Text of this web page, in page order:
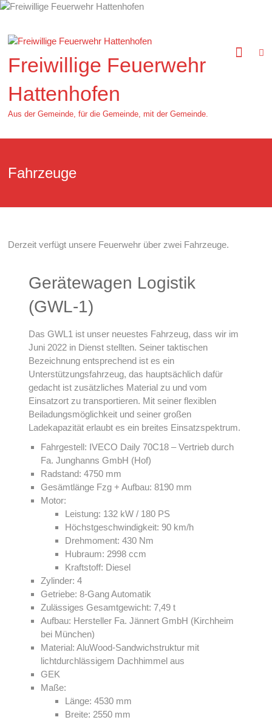
Zum
springen
Freiwillige Feuerwehr
Hattenhofen
Aus der Gemeinde, für die Gemeinde, mit der Gemeinde.
Fahrzeuge
Derzeit verfügt unsere Feuerwehr über zwei Fahrzeuge.
Gerätewagen Logistik
(GWL-1)
Das GWL1 ist unser neuestes Fahrzeug, dass wir im
Juni 2022 in Dienst stellten. Seiner taktischen
Bezeichnung entsprechend ist es ein
Unterstützungsfahrzeug, das hauptsächlich dafür
gedacht ist zusätzliches Material zu und vom
Einsatzort zu transportieren. Mit seiner flexiblen
Beiladungsmöglichkeit und seiner großen
Ladekapazität erlaubt es ein breites Einsatzspektrum.
Fahrgestell: IVECO Daily 70C18 – Vertrieb durch
Fa. Junghanns GmbH (Hof)
Radstand: 4750 mm
Gesämtlänge Fzg + Aufbau: 8190 mm
Motor:
Leistung: 132 kW / 180 PS
Höchstgeschwindigkeit: 90 km/h
Drehmoment: 430 Nm
Hubraum: 2998 ccm
Kraftstoff: Diesel
Zylinder: 4
Getriebe: 8-Gang Automatik
Zulässiges Gesamtgewicht: 7,49 t
Aufbau: Hersteller Fa. Jännert GmbH (Kirchheim
bei München)
Material: AluWood-Sandwichstruktur mit
lichtdurchlässigem Dachhimmel aus
GEK
Maße:
Länge: 4530 mm
Breite: 2550 mm